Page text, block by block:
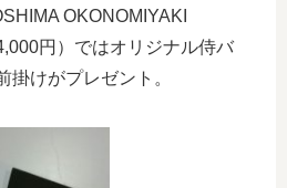
OKONOMIYAKI
円）ではオリジナル侍バ
掛けがプレゼント。